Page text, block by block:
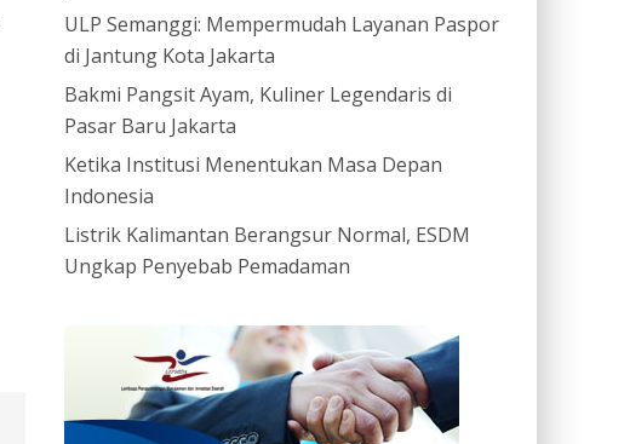
ULP Semanggi: Mempermudah Layanan Paspor
di Jantung Kota Jakarta
Bakmi Pangsit Ayam, Kuliner Legendaris di
Pasar Baru Jakarta
Ketika Institusi Menentukan Masa Depan
Indonesia
Listrik Kalimantan Berangsur Normal, ESDM
Ungkap Penyebab Pemadaman